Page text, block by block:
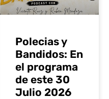
Polecias y
Bandidos: En
el programa
de este 30
Julio 2026